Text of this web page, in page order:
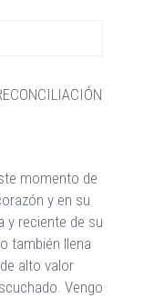
momento de
y en su
y reciente de su
también llena
alto valor
Vengo